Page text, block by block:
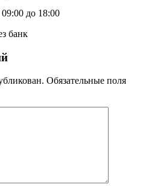
до 18:00
банк
Обязательные поля